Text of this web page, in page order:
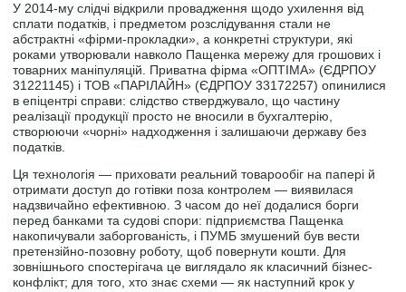
У 2014-му слідчі відкрили провадження щодо ухилення від
сплати податків, і предметом розслідування стали не
абстрактні «фірми-прокладки», а конкретні структури, які
роками утворювали навколо Пащенка мережу для грошових і
товарних маніпуляцій. Приватна фірма «ОПТІМА» (ЄДРПОУ
31221145) і ТОВ «ПАРІЛАЙН» (ЄДРПОУ 33172257) опинилися
в епіцентрі справи: слідство стверджувало, що частину
реалізації продукції просто не вносили в бухгалтерію,
створюючи «чорні» надходження і залишаючи державу без
податків.
Ця технологія — приховати реальний товарообіг на папері й
отримати доступ до готівки поза контролем — виявилася
надзвичайно ефективною. З часом до неї додалися борги
перед банками та судові спори: підприємства Пащенка
накопичували заборгованість, і ПУМБ змушений був вести
претензійно-позовну роботу, щоб повернути кошти. Для
зовнішнього спостерігача це виглядало як класичний бізнес-
конфлікт; для того, хто знає схеми — як наступний крок у